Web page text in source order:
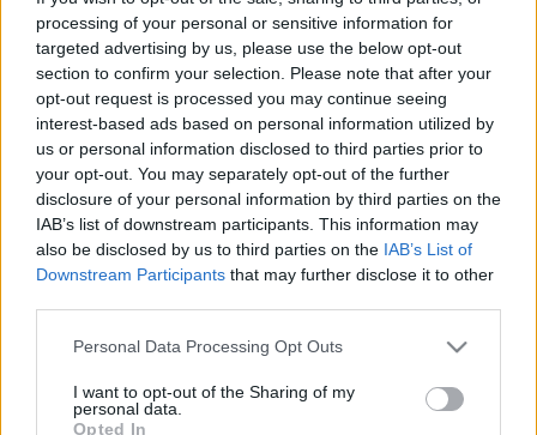
processing of your personal or sensitive information for
targeted advertising by us, please use the below opt-out
section to confirm your selection. Please note that after your
opt-out request is processed you may continue seeing
interest-based ads based on personal information utilized by
us or personal information disclosed to third parties prior to
your opt-out. You may separately opt-out of the further
disclosure of your personal information by third parties on the
IAB’s list of downstream participants. This information may
also be disclosed by us to third parties on the IAB’s List of
Downstream Participants that may further disclose it to other
Please note that this website/app uses one or more Google
not limited to your visit or usage behaviour. You may click to
grant or deny consent to Google and its third-party tags to
Personal Data Processing Opt Outs
I want to opt-out of the Sharing of my
personal data.
Opted In
el.
"Amorát egy váratlan és súlyos fertőzés miatt
szállították kórházba, majd számos és komoly
komplikáció lépett fel. Bár az orvosok minden tőlük
telhetőt megtettek, Amora szerető családja
körében, békében eltávozott"- írta a család, amely
természetesen mélységesen le van sújtva a
történtek miatt, és arra kértek mindenkit, hogy
tartsák tiszteletben magánéletüket ezekben a
hihetetlenül nehéz pillanatokban.
klubok sokasága egyöntetűen állt ki a csatár és
családja mellett, együtérzéséről és részvétéről
biztosítva a gyászolókat.